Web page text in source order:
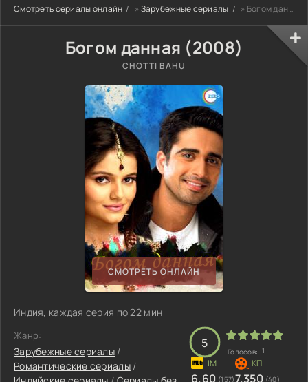
Смотреть сериалы онлайн » Зарубежные сериалы » Богом данная (2008)
Богом данная (2008)
CHOTTI BAHU
СМОТРЕТЬ ОНЛАЙН
Индия, каждая серия по 22 мин
Жанр:
Зарубежные сериалы /
Романтические сериалы/
5
Голосов: 1
6.60 (157)7.350 (40)